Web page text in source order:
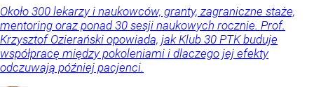
Około 300 lekarzy i naukowców, granty, zagraniczne staże,
mentoring oraz ponad 30 sesji naukowych rocznie. Prof.
Krzysztof Ozierański opowiada, jak Klub 30 PTK buduje
współpracę między pokoleniami i dlaczego jej efekty
odczuwają później pacjenci.